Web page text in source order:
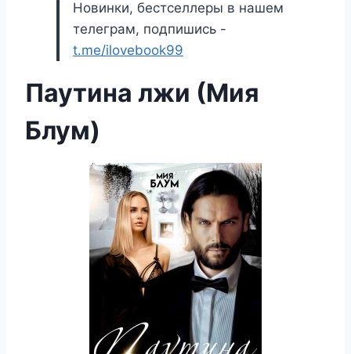
Новинки, бестселлеры в нашем
телеграм, подпишись -
t.me/ilovebook99
Паутина лжи (Мия
Блум)